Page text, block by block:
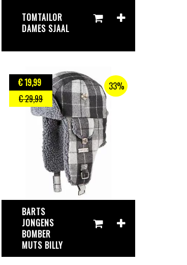
TOMTAILOR
DAMES SJAAL
€ 19,99
€ 29,99
33%
BARTS
JONGENS
BOMBER
MUTS BILLY